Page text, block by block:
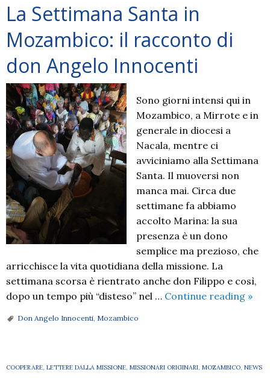
è
perduto…
ancora»
La Settimana Santa in
Mozambico: il racconto di
don Angelo Innocenti
Sono giorni intensi qui in
Mozambico, a Mirrote e in
generale in diocesi a
Nacala, mentre ci
avviciniamo alla Settimana
Santa. Il muoversi non
manca mai. Circa due
settimane fa abbiamo
accolto Marina: la sua
presenza è un dono
semplice ma prezioso, che
arricchisce la vita quotidiana della missione. La
settimana scorsa è rientrato anche don Filippo e così,
dopo un tempo più “disteso” nel … Continue reading La
il
»
Don Angelo Innocenti, Mozambico
COOPERARE, LETTERE DALLA MISSIONE, MISSIONARI ORIGINARI, MOZAMBICO, NEWS